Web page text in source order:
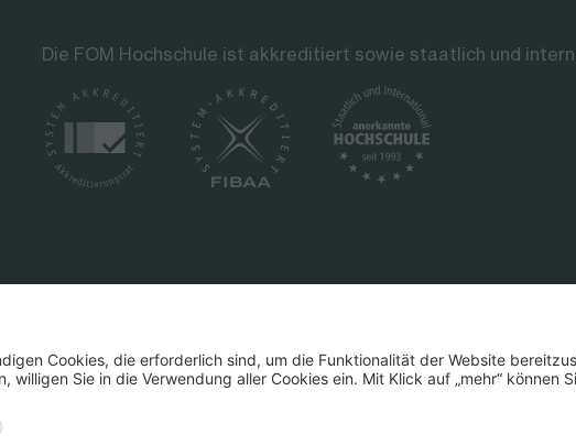
Die FOM Hochschule ist akkreditiert sowie staatlich und